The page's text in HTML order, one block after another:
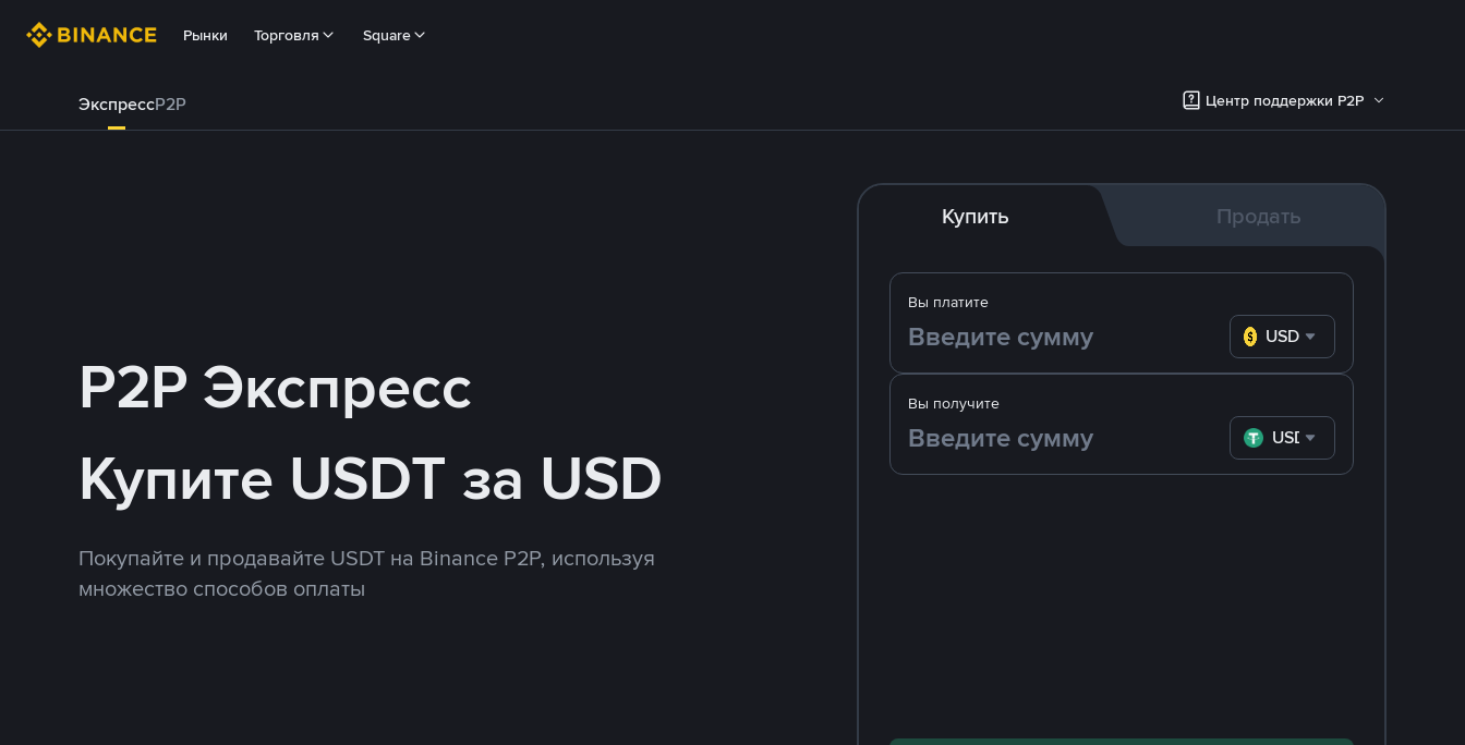
Рынки Торговля Square
ЭкспрессP2P Центр поддержки P2P
P2P Экспресс
Купите USDT за USD
Покупайте и продавайте USDT на Binance P2P, используя
множество способов оплаты
Купить Продать
Вы платите
USD
Вы получите
USDT